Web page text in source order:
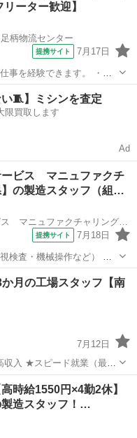
ーター歓迎】
柄物流センター
提携サイト 7月17日
経験できます。 ・総
仕事です。 ・社内シ
🧵】ミシンを査定
限買取します
Ad
ービス マニュファクチ
の製造スタッフ（組…
株式会社テクノ・サービス マニュファクチャリング【神奈川県】
提携サイト 7月18日
査・機械操作など） 具
ェック 部品を機械にセット
か月の工場スタッフ【南
7月12日
入 ★スピード就業（最短
の梱包や仕分け ...
場 未経験
時給1550円×4勤2休】
製造スタッフ！…